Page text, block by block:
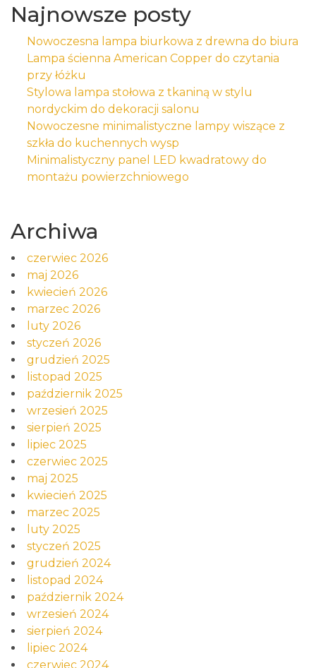
Najnowsze posty
Nowoczesna lampa biurkowa z drewna do biura
Lampa ścienna American Copper do czytania
przy łóżku
Stylowa lampa stołowa z tkaniną w stylu
nordyckim do dekoracji salonu
Nowoczesne minimalistyczne lampy wiszące z
szkła do kuchennych wysp
Minimalistyczny panel LED kwadratowy do
montażu powierzchniowego
Archiwa
czerwiec 2026
maj 2026
kwiecień 2026
marzec 2026
luty 2026
styczeń 2026
grudzień 2025
listopad 2025
październik 2025
wrzesień 2025
sierpień 2025
lipiec 2025
czerwiec 2025
maj 2025
kwiecień 2025
marzec 2025
luty 2025
styczeń 2025
grudzień 2024
listopad 2024
październik 2024
wrzesień 2024
sierpień 2024
lipiec 2024
czerwiec 2024